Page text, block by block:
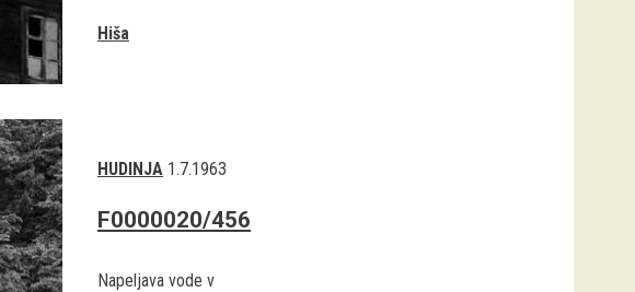
Hiša
HUDINJA 1.7.1963
F0000020/456
Napeljava vode v